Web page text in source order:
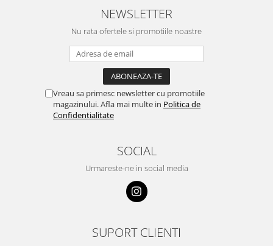
NEWSLETTER
Nu rata ofertele si promotiile noastre
Vreau sa primesc newsletter cu promotiile
magazinului. Afla mai multe in Politica de
Confidentialitate
SOCIAL
Urmareste-ne in social media
SUPORT CLIENTI